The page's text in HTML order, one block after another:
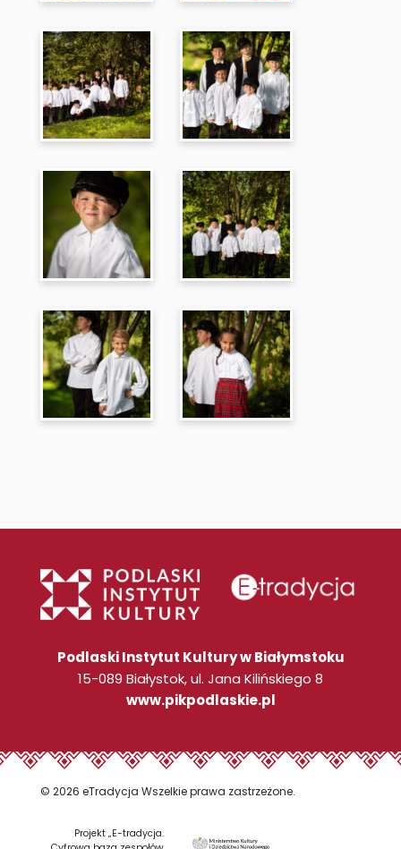
Podlaski Instytut Kultury w Białymstoku
15-089 Białystok, ul. Jana Kilińskiego 8
www.pikpodlaskie.pl
© 2026 eTradycja Wszelkie prawa zastrzeżone.
Projekt „E-tradycja.